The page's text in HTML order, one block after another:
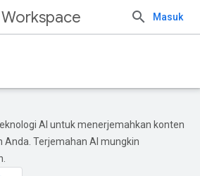
Workspace Masuk
AI untuk menerjemahkan konten
Anda. Terjemahan AI mungkin